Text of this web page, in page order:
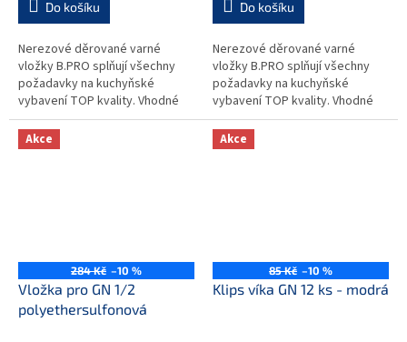
Do košíku
Nerezové děrované varné
vložky B.PRO splňují všechny
požadavky na kuchyňské
vybavení TOP kvality. Vhodné
pro provozy typu závodních a
školních jídelen, hotelů,
restaurací,...
Do košíku
Nerezové děrované varné
vložky B.PRO splňují všechny
požadavky na kuchyňské
vybavení TOP kvality. Vhodné
pro provozy typu závodních a
školních jídelen, hotelů,
restaurací,...
Akce
284 Kč –10 %
Vložka pro GN 1/2
polyethersulfonová
Akce
85 Kč –10 %
Klips víka GN 12 ks - modrá